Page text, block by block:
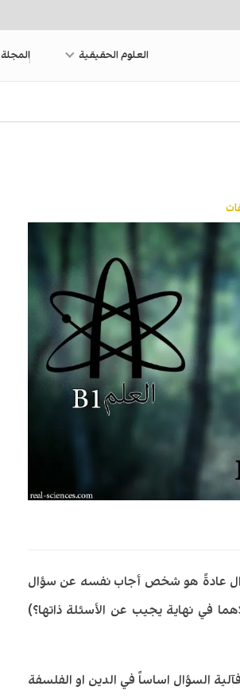
العلوم الحقيقية المجلة
عادةً هو شخص أجاب نفسه عن سؤال
في نهاية يجيب عن الأسئلة ذاتها؟)
السؤال اساساً في الدين او الفلسفة